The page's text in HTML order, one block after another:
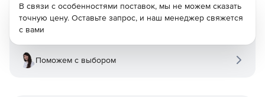
В связи с особенностями поставок, мы не можем сказать
точную цену. Оставьте запрос, и наш менеджер свяжется
с вами
Поможем с выбором